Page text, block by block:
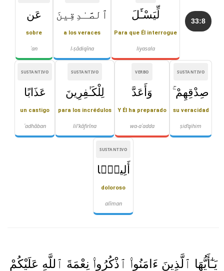
33:8 لِّيَسْـَٔلَ
Para que Él interrogue
liyasala
ٱلصَّـٰدِقِينَ
a los veraces
l-ṣādiqīna
عَن
sobre
ʿan
SUSTANTIVO
صِدْقِهِمْ ۚ
su veracidad
ṣid'qihim
VERBO
وَأَعَدَّ
Y Él ha preparado
wa-aʿadda
SUSTANTIVO
لِلْكَـٰفِرِينَ
para los incrédulos
lil'kāfirīna
SUSTANTIVO
عَذَابًا
un castigo
ʿadhāban
SUSTANTIVO
أَلِيمًۭا
doloroso
alīman
يَـٰٓأَيُّهَا ٱلَّذِينَ ءَامَنُوا۟ ٱذْكُرُوا۟ نِعْمَةَ ٱللَّهِ عَلَيْكُمْ